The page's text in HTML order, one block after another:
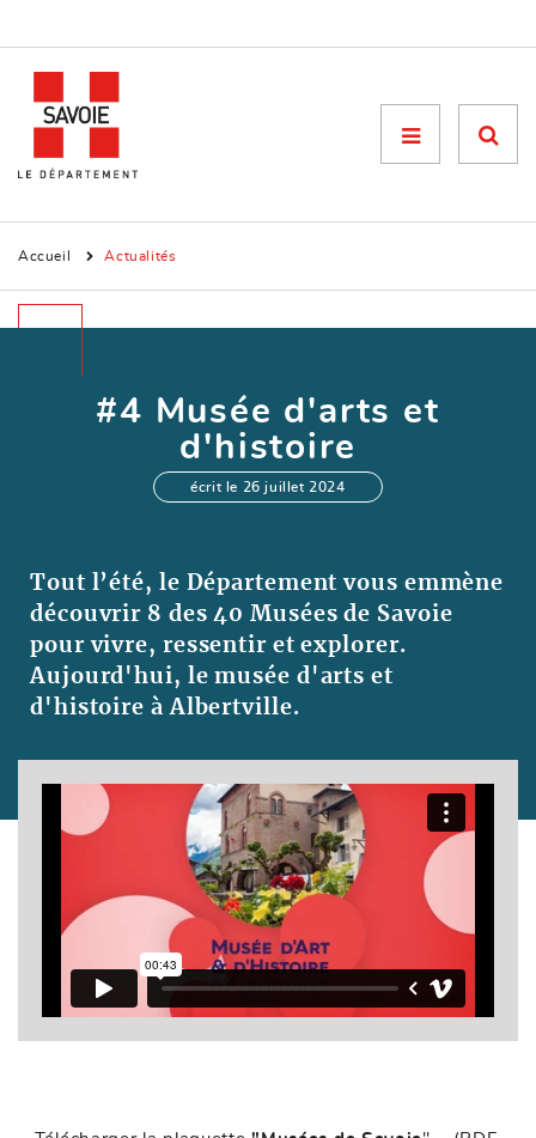
Menu

Accueil Actualités
#4 Musée d'arts et
d'histoire
écrit le 26 juillet 2024
Tout l’été, le Département vous emmène
découvrir 8 des 40 Musées de Savoie
pour vivre, ressentir et explorer.
Aujourd'hui, le musée d'arts et
d'histoire à Albertville.